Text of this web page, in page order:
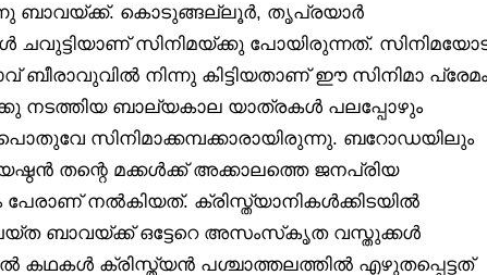
ബാവയ്ക്ക്. കൊടുങ്ങല്ലൂർ, തൃപ്രയാർ
ചവുട്ടിയാണ് സിനിമയ്ക്കു പോയിരുന്നത്.
ബീരാവുവിൽ നിന്നു കിട്ടിയതാണ് ഈ സിനിമാ
നടത്തിയ ബാല്യകാല യാത്രകൾ പലപ്പോഴും
സിനിമാക്കമ്പക്കാരായിരുന്നു. ബറോഡയിലും
തന്റെ മക്കൾക്ക് അക്കാലത്തെ ജനപ്രിയ
പേരാണ് നൽകിയത്. ക്രിസ്ത്യാനികൾക്കിടയിൽ
ബാവയ്ക്ക് ഒട്ടേറെ അസംസ്‌കൃത വസ്തുക്കൾ
കഥകൾ ക്രിസ്ത്യൻ പശ്ചാത്തലത്തിൽ എഴുതപ്പെട്ടത്